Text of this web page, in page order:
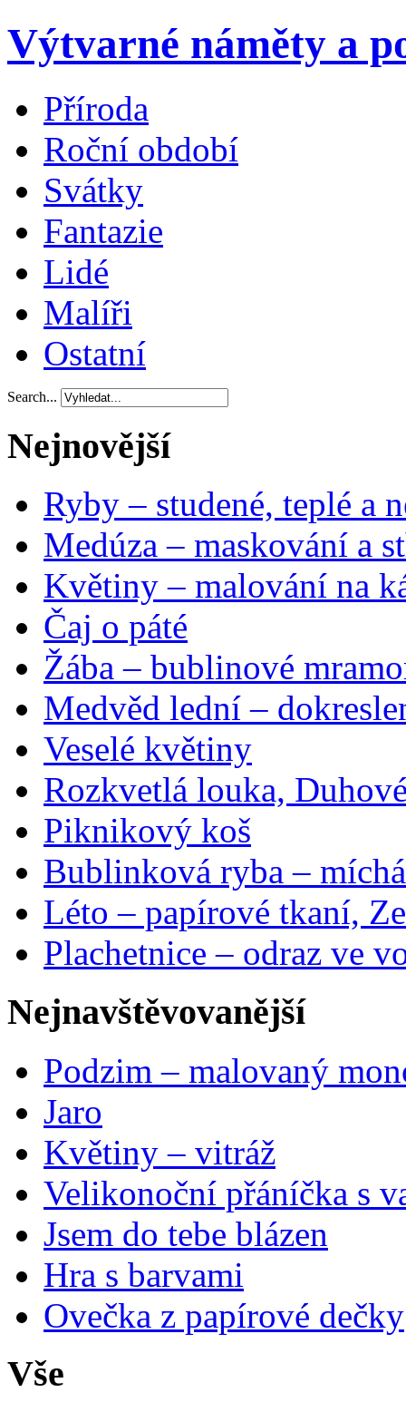
Výtvarné náměty a
Příroda
Roční období
Svátky
Fantazie
Lidé
Malíři
Ostatní
Search...
Nejnovější
Ryby – studené, teplé a
Medúza – maskování a
Květiny – malování na
Čaj o páté
Žába – bublinové
Medvěd lední –
Veselé květiny
Rozkvetlá louka,
Piknikový koš
Bublinková ryba –
Léto – papírové tkaní,
Plachetnice – odraz ve
Nejnavštěvovanější
Podzim – malovaný
Jaro
Květiny – vitráž
Velikonoční přáníčka s
Jsem do tebe blázen
Hra s barvami
Ovečka z papírové dečky
Vše